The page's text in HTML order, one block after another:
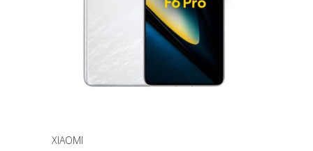
XIAOMI